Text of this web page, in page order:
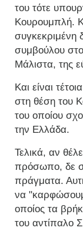
του τότε
Κουρουμπλή.
συγκεκριμένη
συμβούλου
Μάλιστα, της
Και είναι
στη θέση του
του οποίου
την Ελλάδα.
Τελικά, αν
πρόσωπο, δε
πράγματα.
να
οποίος τα
του αντίπαλο